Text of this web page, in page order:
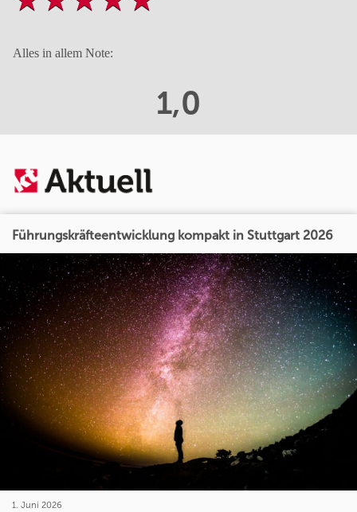
Alles in allem Note:
1,0
Führungskräfteentwicklung kompakt in Stuttgart 2026
1. Juni 2026